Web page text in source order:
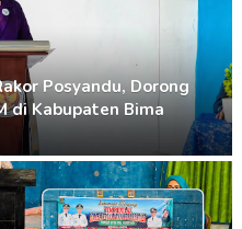
Posyandu, Dorong
di Kabupaten Bima